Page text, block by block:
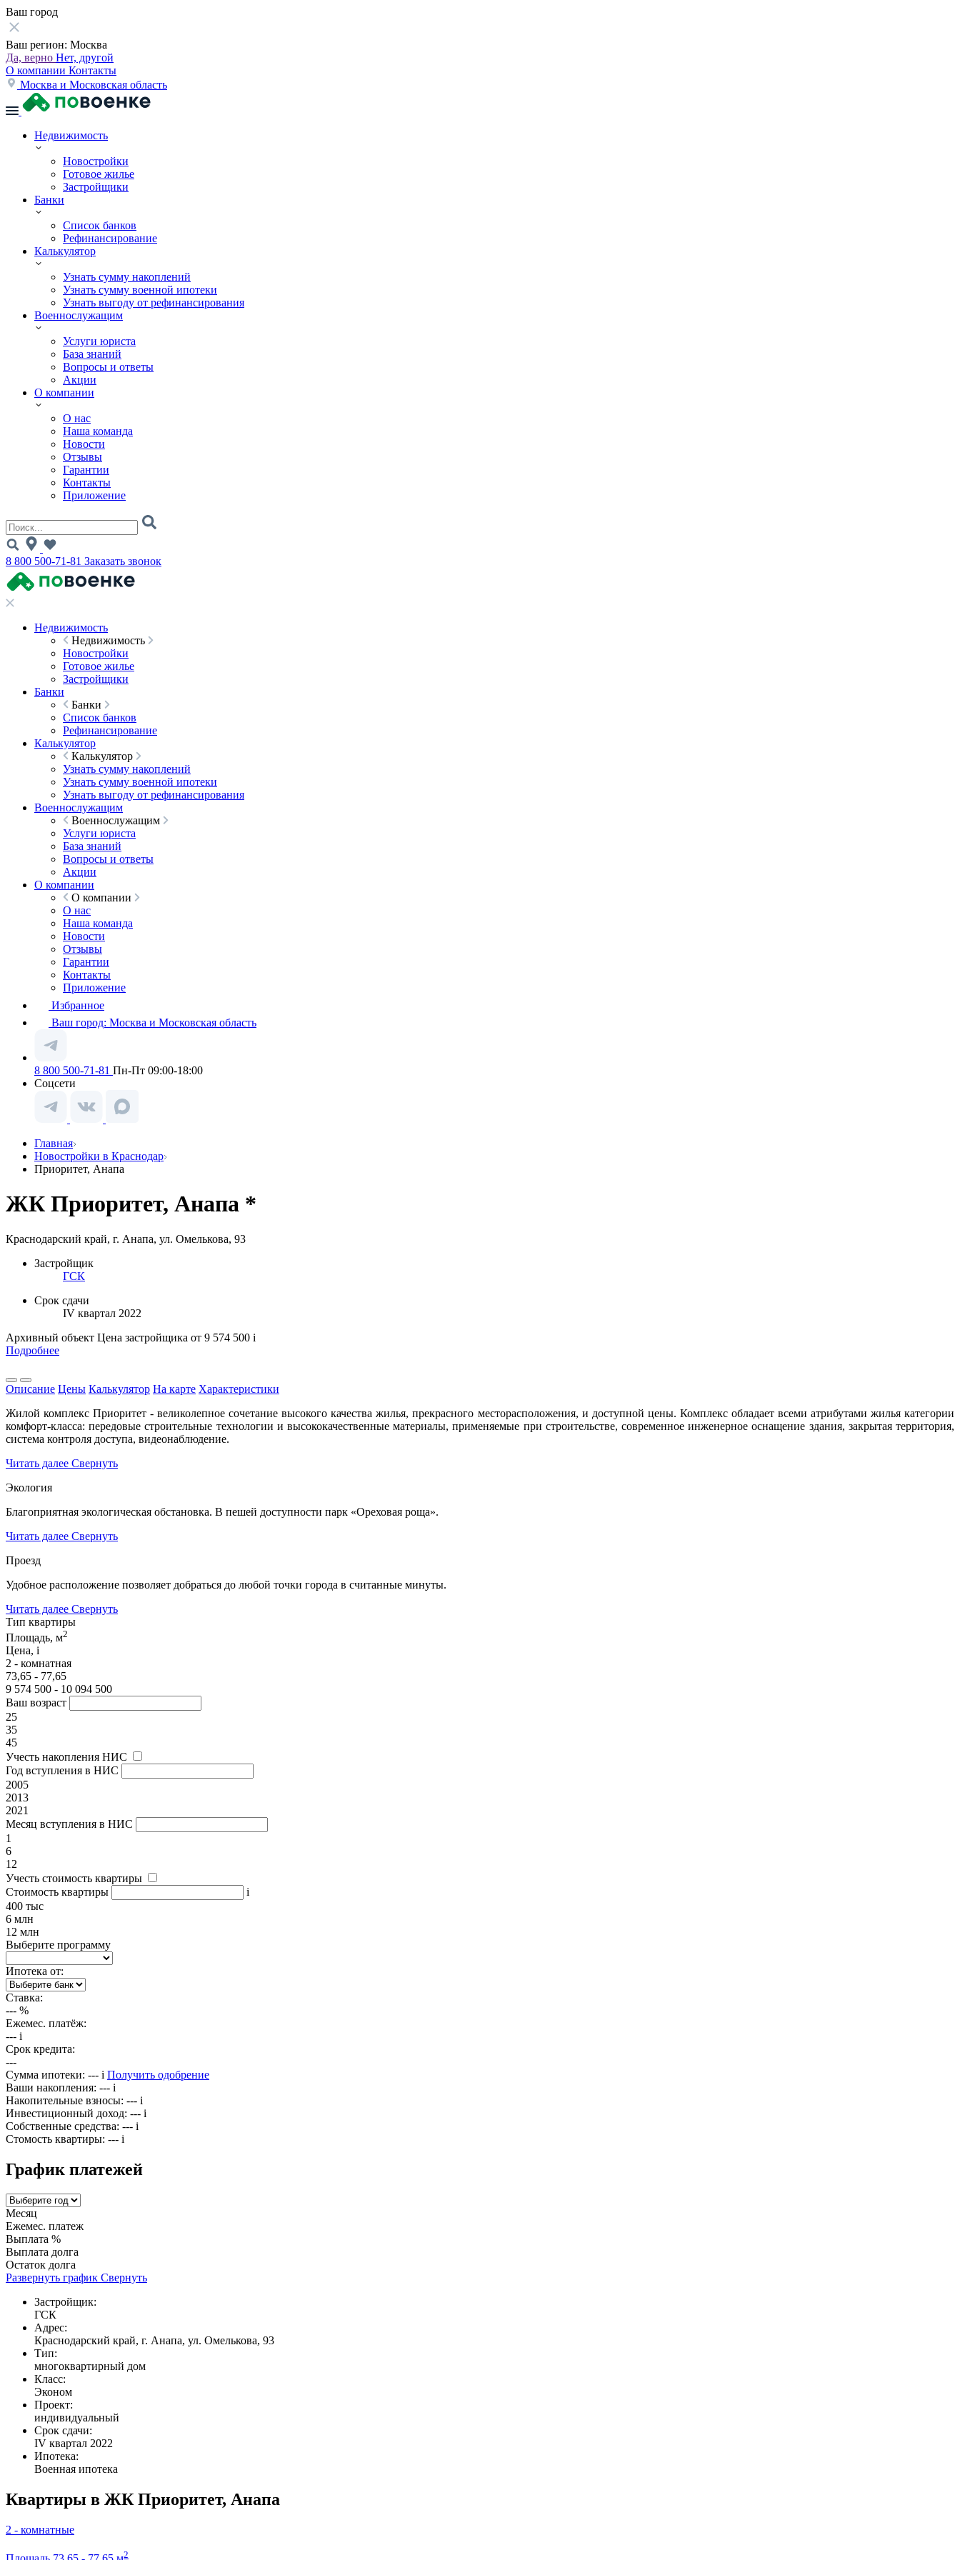
Ваш город
Ваш регион: Москва
Да, верно Нет, другой
О компании Контакты
Москва и Московская область
Недвижимость
Новостройки
Готовое жилье
Застройщики
Банки
Список банков
Рефинансирование
Калькулятор
Узнать сумму накоплений
Узнать сумму военной ипотеки
Узнать выгоду от рефинансирования
Военнослужащим
Услуги юриста
База знаний
Вопросы и ответы
Акции
О компании
О нас
Наша команда
Новости
Отзывы
Гарантии
Контакты
Приложение
8 800 500-71-81 Заказать звонок
Недвижимость
Недвижимость
Новостройки
Готовое жилье
Застройщики
Банки
Банки
Список банков
Рефинансирование
Калькулятор
Калькулятор
Узнать сумму накоплений
Узнать сумму военной ипотеки
Узнать выгоду от рефинансирования
Военнослужащим
Военнослужащим
Услуги юриста
База знаний
Вопросы и ответы
Акции
О компании
О компании
О нас
Наша команда
Новости
Отзывы
Гарантии
Контакты
Приложение
Избранное
Ваш город: Москва и Московская область
8 800 500-71-81 Пн-Пт 09:00-18:00
Соцсети
Главная
Новостройки в Краснодар
Приоритет, Анапа
ЖК Приоритет, Анапа *
Краснодарский край, г. Анапа, ул. Омелькова, 93
Застройщик
ГСК
Срок сдачи
IV квартал 2022
Архивный объект Цена застройщика от 9 574 500 i
Подробнее
Описание Цены Калькулятор На карте Характеристики
Жилой комплекс Приоритет - великолепное сочетание высокого качества жилья, прекрасного месторасположения, и доступной цены. Комплекс обладает всеми атрибутами жилья категории
комфорт-класса: передовые строительные технологии и высококачественные материалы, применяемые при строительстве, современное инженерное оснащение здания, закрытая территория,
система контроля доступа, видеонаблюдение.
Читать далее Свернуть
Экология
Благоприятная экологическая обстановка. В пешей доступности парк «Ореховая роща».
Читать далее Свернуть
Проезд
Удобное расположение позволяет добраться до любой точки города в считанные минуты.
Читать далее Свернуть
Тип квартиры
Площадь, м2
Цена, i
2 - комнатная
73,65 - 77,65
9 574 500 - 10 094 500
Ваш возраст
25
35
45
Учесть накопления НИС
Год вступления в НИС
2005
2013
2021
Месяц вступления в НИС
1
6
12
Учесть стоимость квартиры
Стоимость квартиры
i
400 тыс
6 млн
12 млн
Выберите программу
Ипотека от:
Ставка:
--- %
Ежемес. платёж:
--- i
Срок кредита:
---
Сумма ипотеки: --- i Получить одобрение
Ваши накопления: --- i
Накопительные взносы: --- i
Инвестиционный доход: --- i
Собственные средства: --- i
Стомость квартиры: --- i
График платежей
Месяц
Ежемес. платеж
Выплата %
Выплата долга
Остаток долга
Развернуть график Свернуть
Застройщик:
ГСК
Адрес:
Краснодарский край, г. Анапа, ул. Омелькова, 93
Тип:
многоквартирный дом
Класс:
Эконом
Проект:
индивидуальный
Срок сдачи:
IV квартал 2022
Ипотека:
Военная ипотека
Квартиры в ЖК Приоритет, Анапа
2 - комнатные
2